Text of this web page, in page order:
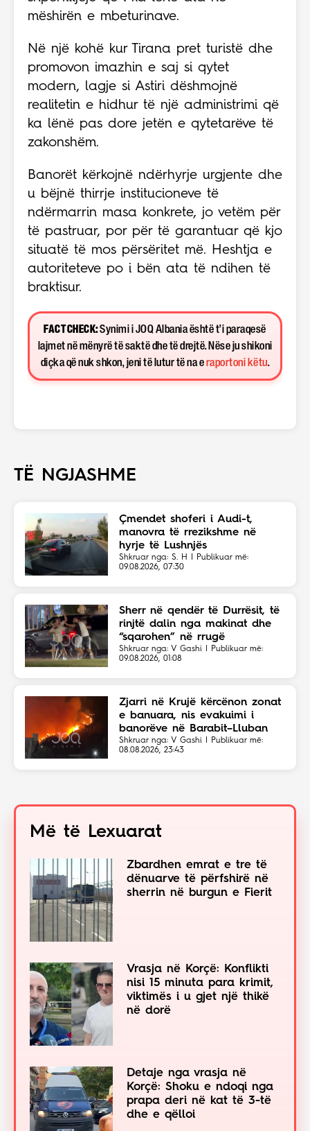
mëshirën e mbeturinave.
Në një kohë kur Tirana pret turistë dhe
promovon imazhin e saj si qytet
modern, lagje si Astiri dëshmojnë
realitetin e hidhur të një administrimi që
ka lënë pas dore jetën e qytetarëve të
zakonshëm.
Banorët kërkojnë ndërhyrje urgjente dhe
u bëjnë thirrje institucioneve të
ndërmarrin masa konkrete, jo vetëm për
të pastruar, por për të garantuar që kjo
situatë të mos përsëritet më. Heshtja e
autoriteteve po i bën ata të ndihen të
braktisur.
FACT CHECK:Synimi i JOQ Albania është t’i paraqesë
lajmet në mënyrë të saktë dhe të drejtë. Nëse ju shikoni
diçka që nuk shkon, jeni të lutur të na e raportoni këtu.
TË NGJASHME
Çmendet shoferi i Audi-t,
manovra të rrezikshme në
hyrje të Lushnjës
Shkruar nga: S. H | Publikuar më:
09.08.2026, 07:30
Sherr në qendër të Durrësit, të
rinjtë dalin nga makinat dhe
“sqarohen” në rrugë
Shkruar nga: V Gashi | Publikuar më:
09.08.2026, 01:08
Zjarri në Krujë kërcënon zonat
e banuara, nis evakuimi i
banorëve në Barabit–Lluban
Shkruar nga: V Gashi | Publikuar më:
08.08.2026, 23:43
Më të Lexuarat
Zbardhen emrat e tre të
dënuarve të përfshirë në
sherrin në burgun e Fierit
Vrasja në Korçë: Konflikti
nisi 15 minuta para krimit,
viktimës i u gjet një thikë
në dorë
Detaje nga vrasja në
Korçë: Shoku e ndoqi nga
prapa deri në kat të 3-të
dhe e qëlloi